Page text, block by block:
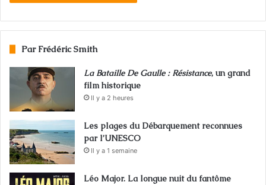
Par Frédéric Smith
La Bataille De Gaulle : Résistance, un grand
film historique
Il y a 2 heures
Les plages du Débarquement reconnues
par l’UNESCO
Il y a 1 semaine
Léo Major. La longue nuit du fantôme